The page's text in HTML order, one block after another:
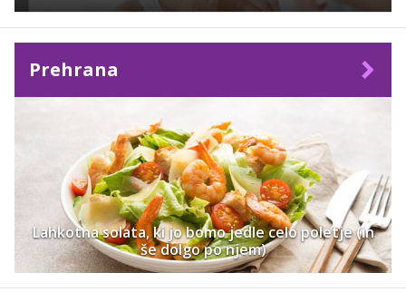
Prehrana
Lahkotna solata, ki jo bomo jedle celo poletje (in
še dolgo po njem)